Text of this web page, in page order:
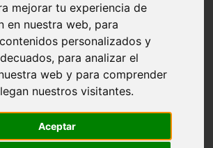
mejorar tu experiencia de
en nuestra web, para
personalizados y
para analizar el
web y para comprender
nuestros visitantes.
Aceptar